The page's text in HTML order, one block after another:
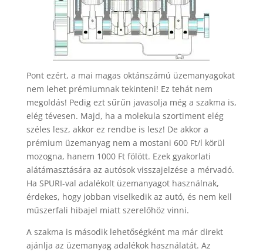
Pont ezért, a mai magas oktánszámú üzemanyagokat
nem lehet prémiumnak tekinteni! Ez tehát nem
megoldás! Pedig ezt sűrűn javasolja még a szakma is,
elég tévesen. Majd, ha a molekula szortiment elég
széles lesz, akkor ez rendbe is lesz! De akkor a
prémium üzemanyag nem a mostani 600 Ft/l körül
mozogna, hanem 1000 Ft fölött. Ezek gyakorlati
alátámasztására az autósok visszajelzése a mérvadó.
Ha SPURI-val adalékolt üzemanyagot használnak,
érdekes, hogy jobban viselkedik az autó, és nem kell
műszerfali hibajel miatt szerelőhöz vinni.
A szakma is második lehetőségként ma már direkt
ajánlja az üzemanyag adalékok használatát. Az